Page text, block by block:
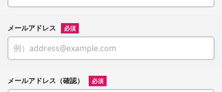
メールアドレス 必須
メールアドレス（確認） 必須